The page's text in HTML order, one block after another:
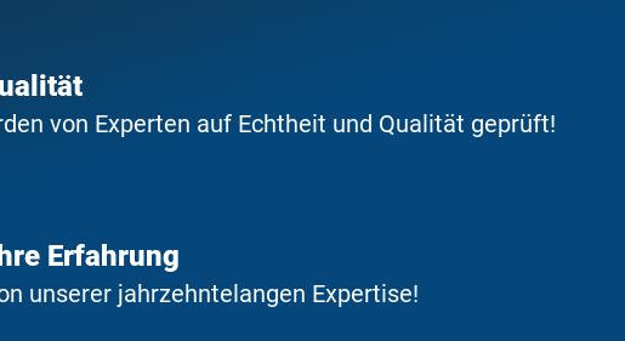
von Experten auf Echtheit und Qualität geprüft!
Erfahrung
unserer jahrzehntelangen Expertise!